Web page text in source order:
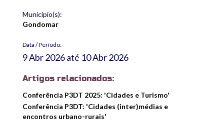
Município(s):
Gondomar
Data / Período:
9 Abr 2026até 10 Abr 2026
Artigos relacionados:
Conferência P3DT 2025: 'Cidades e Turismo'
Conferência P3DT: 'Cidades (inter)médias e
encontros urbano-rurais'